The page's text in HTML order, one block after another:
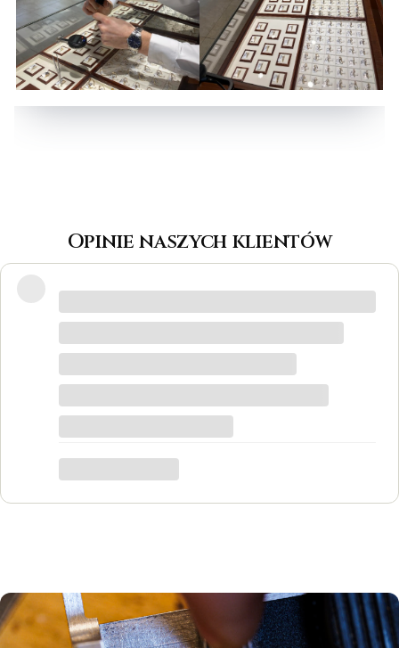
Opinie naszych klientów
odpowiedzi na wszystkie pytania, biżuteria
jest piękna! Ceny bardzo korzystne, na
zrobić w bardzo krótkim czasie. Dziękuję,
był to dla mnie bardzo ważny moment,
trafiłam w idealne miejsce.
Katarzyna Łącka